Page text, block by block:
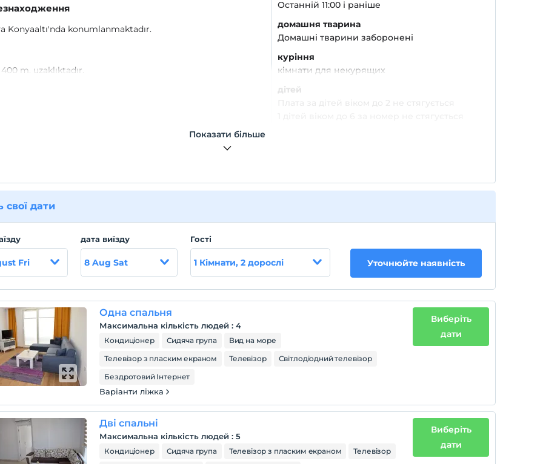
Konyaaltı'nda konumlanmaktadır.
m. uzaklıktadır.
Останній 11:00 і раніше
домашня тварина
Домашні тварини заборонені
куріння
кімнати для некурящих
дітей
Показати більше
свої дати
Fri
дата виїзду
8 Aug Sat
Гості
1 Кімнати, 2 дорослі Уточнюйте наявність
Одна спальня
Максимальна кількість людей :4
Кондиціонер Сидяча група
Вид на море
Телевізор з пласким екраном
Телевізор
Світлодіодний телевізор
Бездротовий Інтернет
Варіанти ліжка
Виберіть
дати
Дві спальні
Максимальна кількість людей :5
Кондиціонер Сидяча група Телевізор з пласким екраном
Телевізор
Виберіть
дати